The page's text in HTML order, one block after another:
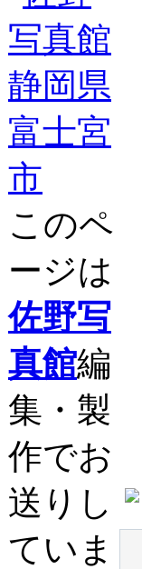
このペ
ージは
佐野写
真館編
集・製
作でお
送りし
ていま